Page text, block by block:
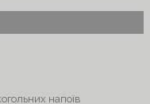
напоїв